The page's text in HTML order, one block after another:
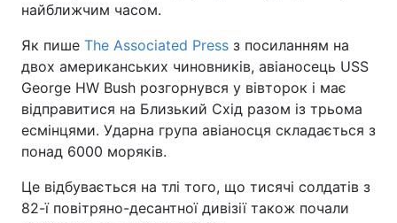
Техно і зв'язок
Інциденти
Здоров'я Туризм
Цікавинки Погода
Лонгріди
найближчим часом.
Як пише The Associated Press з посиланням на
двох американських чиновників, авіаносець USS
George HW Bush розгорнувся у вівторок і має
відправитися на Близький Схід разом із трьома
есмінцями. Ударна група авіаносця складається з
понад 6000 моряків.
Це відбувається на тлі того, що тисячі солдатів з
82-ї повітряно-десантної дивізії також почали